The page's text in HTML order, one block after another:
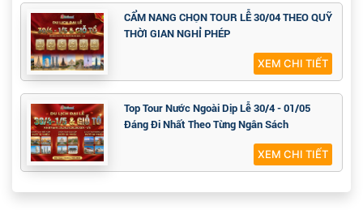
CẨM NANG CHỌN TOUR LỄ 30/04 THEO QUỸ
THỜI GIAN NGHỈ PHÉP
XEM CHI TIẾT
Top Tour Nước Ngoài Dịp Lễ 30/4 - 01/05
Đáng Đi Nhất Theo Từng Ngân Sách
XEM CHI TIẾT